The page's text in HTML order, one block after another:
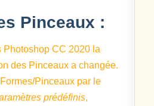
Pinceaux :
Photoshop CC 2020 la
des Pinceaux a changée.
Pinceaux par le
prédéfinis,